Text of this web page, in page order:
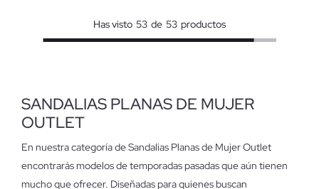
Has visto 53 de 53 productos
SANDALIAS PLANAS DE MUJER
OUTLET
En nuestra categoría de Sandalias Planas de Mujer Outlet
encontrarás modelos de temporadas pasadas que aún tienen
mucho que ofrecer. Diseñadas para quienes buscan